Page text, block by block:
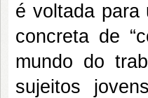
é voltada para
concreta de
mundo do
sujeitos